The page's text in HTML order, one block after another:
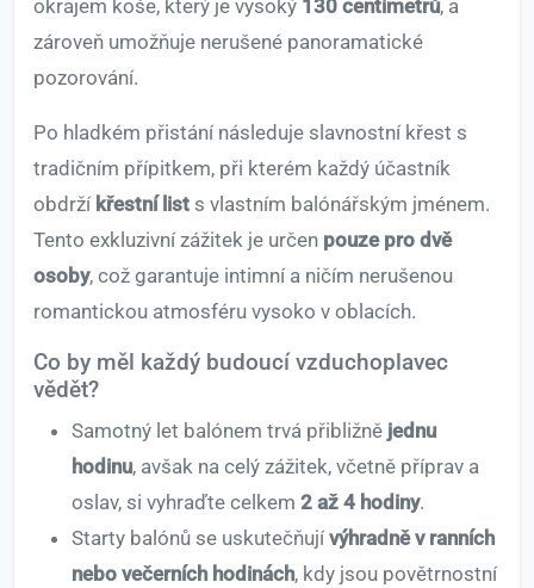
okrajem koše, který je vysoký 130 centimetrů, a
zároveň umožňuje nerušené panoramatické
pozorování.
Po hladkém přistání následuje slavnostní křest s
tradičním přípitkem, při kterém každý účastník
obdrží křestní list s vlastním balónářským jménem.
Tento exkluzivní zážitek je určen pouze pro dvě
osoby, což garantuje intimní a ničím nerušenou
romantickou atmosféru vysoko v oblacích.
Co by měl každý budoucí vzduchoplavec
vědět?
Samotný let balónem trvá přibližně jednu
hodinu, avšak na celý zážitek, včetně příprav a
oslav, si vyhraďte celkem 2 až 4 hodiny.
Starty balónů se uskutečňují výhradně v ranních
nebo večerních hodinách, kdy jsou povětrnostní